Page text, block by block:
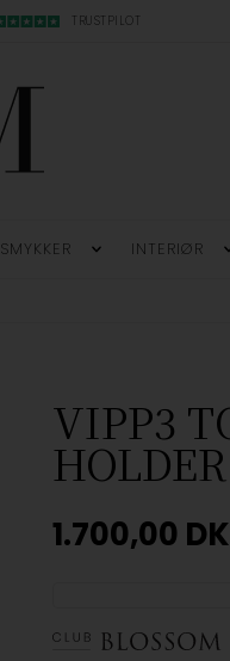
TRUSTPILOT
SMYKKER INTERIØR
VIPP3
HOLDER
1.700,00